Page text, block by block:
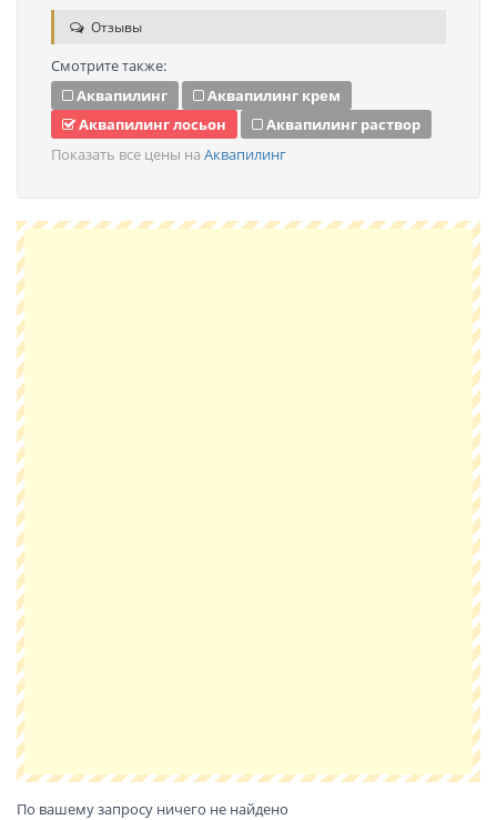
Отзывы
Смотрите также:
Аквапилинг
Аквапилинг крем
Аквапилинг лосьон
Аквапилинг раствор
Показать все цены на Аквапилинг
По вашему запросу ничего не найдено